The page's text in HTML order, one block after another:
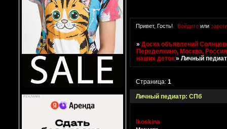
Привет, Гость! Войдитеили
»Доска объявлений
Переделкино, Москва, Россия
наших деток »Личный
Личный педиатр: СПб
Страница:1
lkoskina